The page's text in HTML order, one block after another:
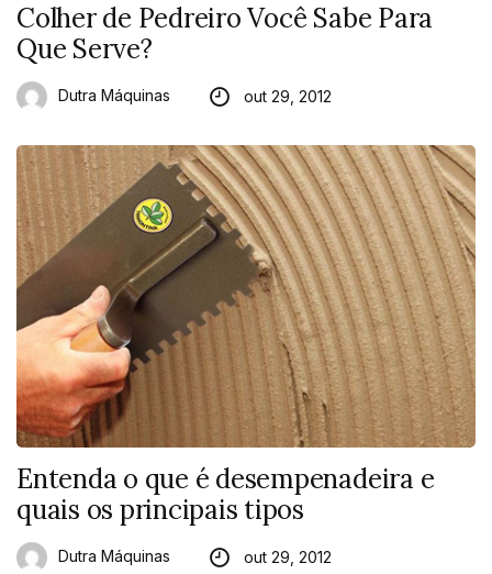
Colher de Pedreiro Você Sabe Para
Que Serve?
Dutra Máquinas out 29, 2012
Entenda o que é desempenadeira e
quais os principais tipos
Dutra Máquinas out 29, 2012